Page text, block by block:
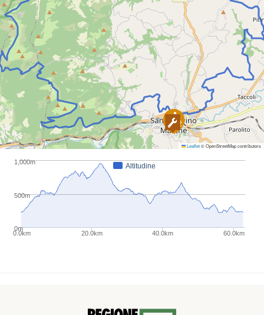
Leaflet© OpenStreetMap contributors
Altitudine
0.0km 20.0km 40.0km 60.0km
0m
500m
1,000m